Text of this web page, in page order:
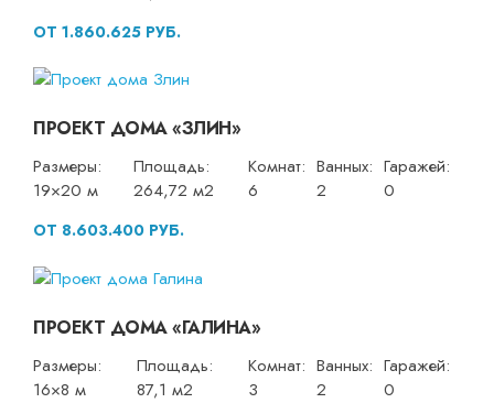
ОТ 1.860.625 РУБ.
ПРОЕКТ ДОМА «ЗЛИН»
Размеры:
19×20 м
Площадь:
264,72 м2
Комнат:
6
Ванных:
2
Гаражей:
0
ОТ 8.603.400 РУБ.
ПРОЕКТ ДОМА «ГАЛИНА»
Размеры:
16×8 м
Площадь:
87,1 м2
Комнат:
3
Ванных:
2
Гаражей:
0